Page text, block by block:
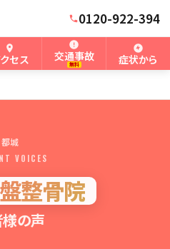
0120-922-394
セス 交通事故
無料 症状から
都城
VOICES
整骨院
の声